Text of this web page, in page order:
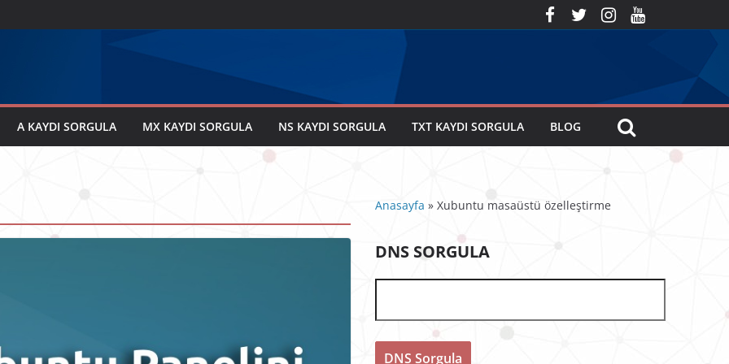
A KAYDI SORGULA MX KAYDI SORGULA NS KAYDI SORGULA TXT KAYDI SORGULA BLOG
Anasayfa » Xubuntu masaüstü özelleştirme
DNS SORGULA